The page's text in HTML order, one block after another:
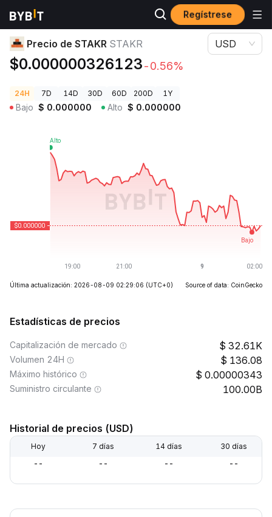
Regístrese
Precios de Criptomonedas Precio de STAKR STAKR
Precio de STAKR STAKR
$0.000000326123-0.56%
USD
24H 7D 14D 30D 60D 200D 1Y
Bajo $ 0.000000 Alto $ 0.000000
Última actualización: 2026-08-09 02:29:06 (UTC+0) Source of data: CoinGecko
Estadísticas de precios
Capitalización de mercado 32.61K
Volumen 24H 136.08
Máximo histórico 0.00000343
Suministro circulante 100.00B
Historial de precios (USD)
Hoy 7 días 14 días 30 días
-- -- -- --